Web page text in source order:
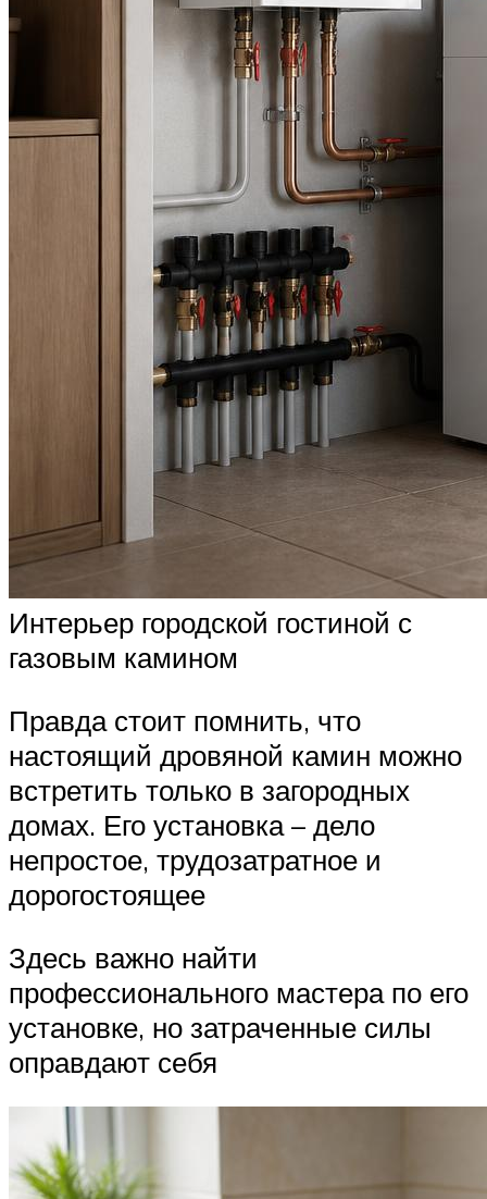
Интерьер городской гостиной с
газовым камином
Правда стоит помнить, что
настоящий дровяной камин можно
встретить только в загородных
домах. Его установка – дело
непростое, трудозатратное и
дорогостоящее
Здесь важно найти
профессионального мастера по его
установке, но затраченные силы
оправдают себя